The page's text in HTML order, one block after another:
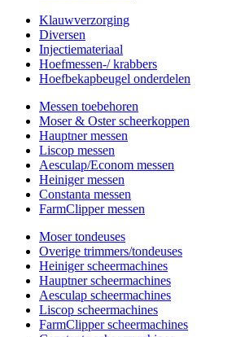
Klauwverzorging
Diversen
Injectiemateriaal
Hoefmessen-/ krabbers
Hoefbekapbeugel onderdelen
Messen toebehoren
Moser & Oster scheerkoppen
Hauptner messen
Liscop messen
Aesculap/Econom messen
Heiniger messen
Constanta messen
FarmClipper messen
Moser tondeuses
Overige trimmers/tondeuses
Heiniger scheermachines
Hauptner scheermachines
Aesculap scheermachines
Liscop scheermachines
FarmClipper scheermachines